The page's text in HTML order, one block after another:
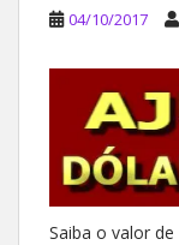
04/10/2017
Saiba o valor de